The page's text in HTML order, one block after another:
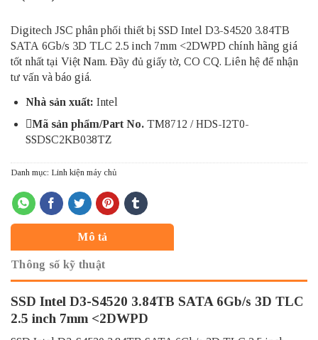
Digitech JSC phân phối thiết bị SSD Intel D3-S4520 3.84TB
SATA 6Gb/s 3D TLC 2.5 inch 7mm <2DWPD chính hãng giá
tốt nhất tại Việt Nam. Đầy đủ giấy tờ, CO CQ. Liên hệ để nhận
tư vấn và báo giá.
Nhà sản xuất: Intel
Mã sản phẩm/Part No. TM8712 / HDS-I2T0-
SSDSC2KB038TZ
Danh mục: Linh kiện máy chủ
Mô tả
Thông số kỹ thuật
SSD Intel D3-S4520 3.84TB SATA 6Gb/s 3D TLC
2.5 inch 7mm <2DWPD